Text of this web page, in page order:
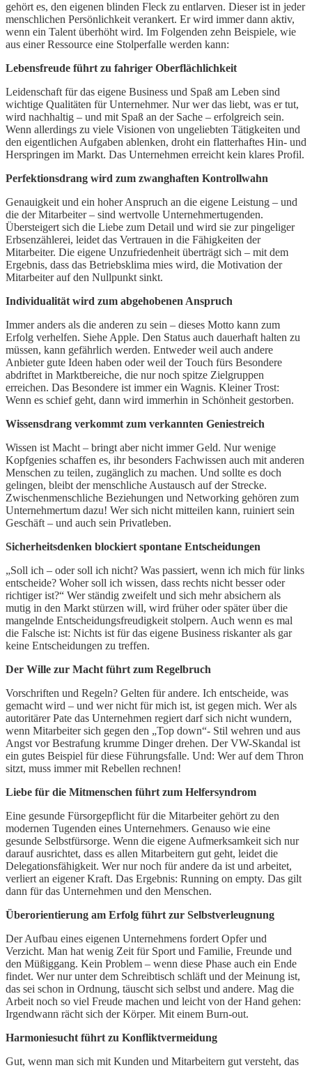
gehört es, den eigenen blinden Fleck zu entlarven. Dieser ist in jeder
menschlichen Persönlichkeit verankert. Er wird immer dann aktiv,
wenn ein Talent überhöht wird. Im Folgenden zehn Beispiele, wie
aus einer Ressource eine Stolperfalle werden kann:
Lebensfreude führt zu fahriger Oberflächlichkeit
Leidenschaft für das eigene Business und Spaß am Leben sind
wichtige Qualitäten für Unternehmer. Nur wer das liebt, was er tut,
wird nachhaltig – und mit Spaß an der Sache – erfolgreich sein.
Wenn allerdings zu viele Visionen von ungeliebten Tätigkeiten und
den eigentlichen Aufgaben ablenken, droht ein flatterhaftes Hin- und
Herspringen im Markt. Das Unternehmen erreicht kein klares Profil.
Perfektionsdrang wird zum zwanghaften Kontrollwahn
Genauigkeit und ein hoher Anspruch an die eigene Leistung – und
die der Mitarbeiter – sind wertvolle Unternehmertugenden.
Übersteigert sich die Liebe zum Detail und wird sie zur pingeliger
Erbsenzählerei, leidet das Vertrauen in die Fähigkeiten der
Mitarbeiter. Die eigene Unzufriedenheit überträgt sich – mit dem
Ergebnis, dass das Betriebsklima mies wird, die Motivation der
Mitarbeiter auf den Nullpunkt sinkt.
Individualität wird zum abgehobenen Anspruch
Immer anders als die anderen zu sein – dieses Motto kann zum
Erfolg verhelfen. Siehe Apple. Den Status auch dauerhaft halten zu
müssen, kann gefährlich werden. Entweder weil auch andere
Anbieter gute Ideen haben oder weil der Touch fürs Besondere
abdriftet in Marktbereiche, die nur noch spitze Zielgruppen
erreichen. Das Besondere ist immer ein Wagnis. Kleiner Trost:
Wenn es schief geht, dann wird immerhin in Schönheit gestorben.
Wissensdrang verkommt zum verkannten Geniestreich
Wissen ist Macht – bringt aber nicht immer Geld. Nur wenige
Kopfgenies schaffen es, ihr besonders Fachwissen auch mit anderen
Menschen zu teilen, zugänglich zu machen. Und sollte es doch
gelingen, bleibt der menschliche Austausch auf der Strecke.
Zwischenmenschliche Beziehungen und Networking gehören zum
Unternehmertum dazu! Wer sich nicht mitteilen kann, ruiniert sein
Geschäft – und auch sein Privatleben.
Sicherheitsdenken blockiert spontane Entscheidungen
„Soll ich – oder soll ich nicht? Was passiert, wenn ich mich für links
entscheide? Woher soll ich wissen, dass rechts nicht besser oder
richtiger ist?“ Wer ständig zweifelt und sich mehr absichern als
mutig in den Markt stürzen will, wird früher oder später über die
mangelnde Entscheidungsfreudigkeit stolpern. Auch wenn es mal
die Falsche ist: Nichts ist für das eigene Business riskanter als gar
keine Entscheidungen zu treffen.
Der Wille zur Macht führt zum Regelbruch
Vorschriften und Regeln? Gelten für andere. Ich entscheide, was
gemacht wird – und wer nicht für mich ist, ist gegen mich. Wer als
autoritärer Pate das Unternehmen regiert darf sich nicht wundern,
wenn Mitarbeiter sich gegen den „Top down“- Stil wehren und aus
Angst vor Bestrafung krumme Dinger drehen. Der VW-Skandal ist
ein gutes Beispiel für diese Führungsfalle. Und: Wer auf dem Thron
sitzt, muss immer mit Rebellen rechnen!
Liebe für die Mitmenschen führt zum Helfersyndrom
Eine gesunde Fürsorgepflicht für die Mitarbeiter gehört zu den
modernen Tugenden eines Unternehmers. Genauso wie eine
gesunde Selbstfürsorge. Wenn die eigene Aufmerksamkeit sich nur
darauf ausrichtet, dass es allen Mitarbeitern gut geht, leidet die
Delegationsfähigkeit. Wer nur noch für andere da ist und arbeitet,
verliert an eigener Kraft. Das Ergebnis: Running on empty. Das gilt
dann für das Unternehmen und den Menschen.
Überorientierung am Erfolg führt zur Selbstverleugnung
Der Aufbau eines eigenen Unternehmens fordert Opfer und
Verzicht. Man hat wenig Zeit für Sport und Familie, Freunde und
den Müßiggang. Kein Problem – wenn diese Phase auch ein Ende
findet. Wer nur unter dem Schreibtisch schläft und der Meinung ist,
das sei schon in Ordnung, täuscht sich selbst und andere. Mag die
Arbeit noch so viel Freude machen und leicht von der Hand gehen:
Irgendwann rächt sich der Körper. Mit einem Burn-out.
Harmoniesucht führt zu Konfliktvermeidung
Gut, wenn man sich mit Kunden und Mitarbeitern gut versteht, das